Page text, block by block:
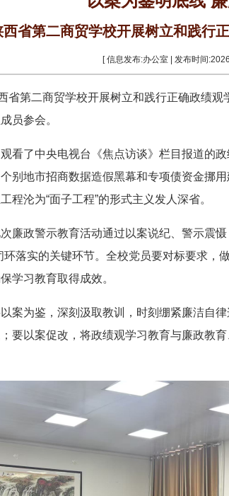
省第二商贸学校开展树立和践行
[ 信息发布:办公室 | 发布时间
省第二商贸学校开展树立和践行正确政绩
员参会。
看了中央电视台《焦点访谈》栏目报道的
别地市招商数据造假黑幕和专项债资金挪
程沦为“面子工程”的形式主义发人深省。
廉政警示教育活动通过以案说纪、警示震
环落实的关键环节。全校党员要对标要求，
学习教育取得成效。
案为鉴，深刻汲取教训，时刻绷紧廉洁自
要以案促改，将政绩观学习教育与廉政教